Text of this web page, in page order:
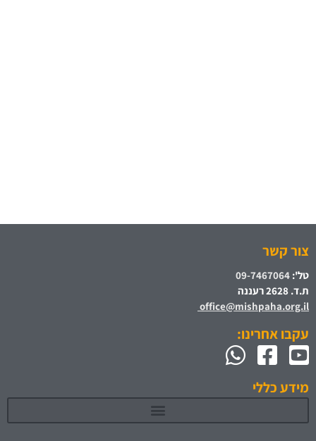
צור קשר
טל': 09-7467064
ת.ד. 2628 רעננה
office@mishpaha.org.il
עקבו אחרינו:
מידע כללי